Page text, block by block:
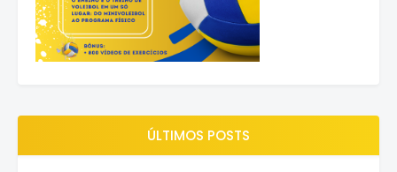
ÚLTIMOS POSTS